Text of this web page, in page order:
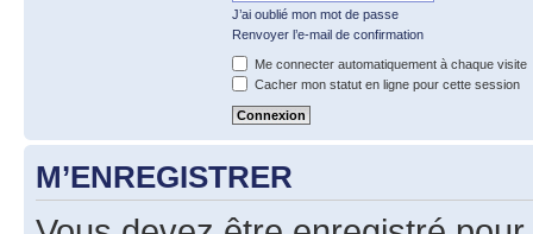
J’ai oublié mon mot de passe
Renvoyer l’e-mail de confirmation
Me connecter automatiquement à chaque visite
Cacher mon statut en ligne pour cette session
M’ENREGISTRER